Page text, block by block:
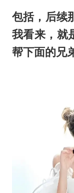
包括，后续
我看来，就
帮下面的兄